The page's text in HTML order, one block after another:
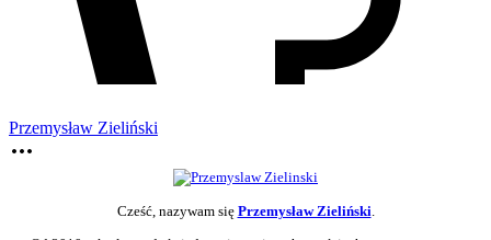
Przemysław Zieliński
Cześć, nazywam się Przemysław Zieliński.